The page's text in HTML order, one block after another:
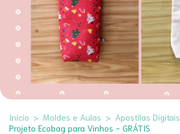
Início > Moldes e Aulas > Apostilas Digitais
Projeto Ecobag para Vinhos - GRÁTIS